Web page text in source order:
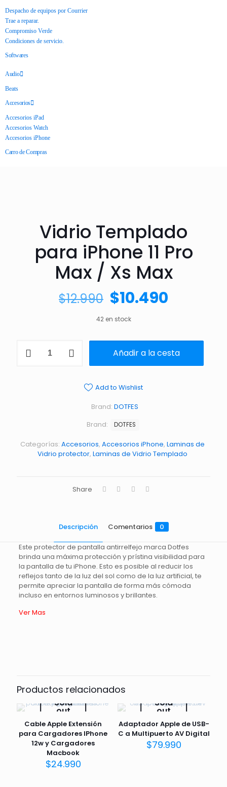
Despacho de equipos por Courrier
Trae a reparar.
Compromiso Verde
Condiciones de servicio.
Softwares
Audio
Beats
Accesorios
Accesorios iPad
Accesorios Watch
Accesorios iPhone
Carro de Compras
Vidrio Templado
para iPhone 11 Pro
Max / Xs Max
$12.990 $10.490
42 en stock
Añadir a la cesta
Add to Wishlist
Categorías: Accesorios, Accesorios iPhone, Laminas de
Vidrio protector, Laminas de Vidrio Templado
Brand: DOTFES
Brand: DOTFES
Share
Descripción Comentarios 0
Este protector de pantalla antirrelfejo marca Dotfes
brinda una máxima protección y prístina visibilidad para
la pantalla de tu iPhone. Esto es posible al reducir los
reflejos tanto de la luz del sol como de la luz artificial, te
permite apreciar la pantalla de forma más cómoda
incluso en entornos luminosos y brillantes.
Ver Mas
Productos relacionados
Sold
out
Cable Apple Extensión
para Cargadores IPhone
12w y Cargadores
Macbook
$24.990
Sold
out
Adaptador Apple de USB-
C a Multipuerto AV Digital
$79.990